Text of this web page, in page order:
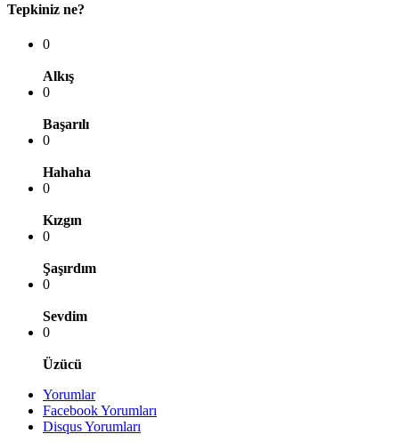
Tepkiniz ne?
0
Alkış
0
Başarılı
0
Hahaha
0
Kızgın
0
Şaşırdım
0
Sevdim
0
Üzücü
Yorumlar
Facebook Yorumları
Disqus Yorumları